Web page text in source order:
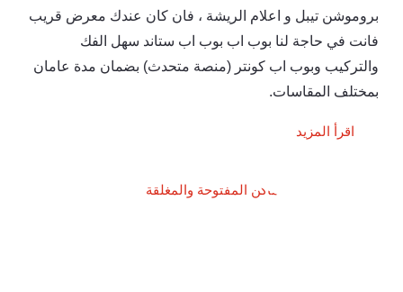
بروموشن تيبل و اعلام الريشة ، فان كان عندك معرض قريب
فانت في حاجة لنا بوب اب بوب اب ستاند سهل الفك
والتركيب وبوب اب كونتر (منصة متحدث) بضمان مدة عامان
بمختلف المقاسات.
اقرأ المزيد